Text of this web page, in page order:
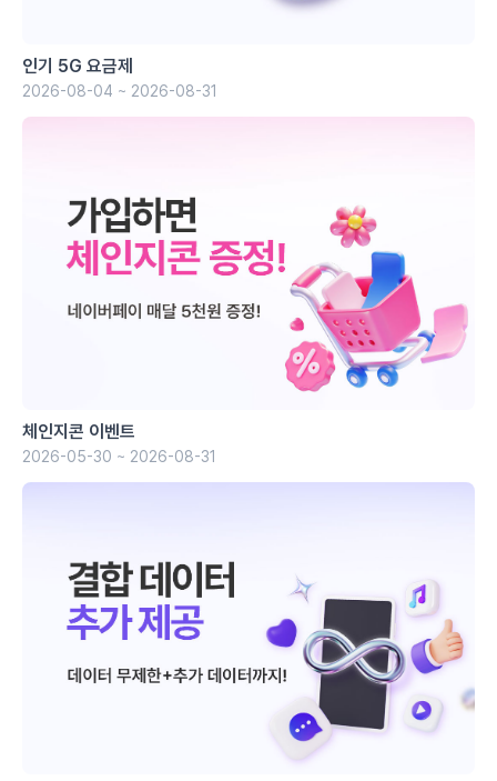
인기 5G 요금제
2026-08-04 ~ 2026-08-31
체인지콘 이벤트
2026-05-30 ~ 2026-08-31